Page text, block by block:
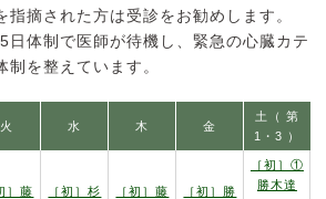
指摘された方は受診をお勧めします。
日体制で医師が待機し、緊急の心臓カテ
制を整えています。
火 水 木 金
土（ 第
1・3 ）
］藤
［初］杉
［初］藤
［初］勝
［初］①
勝木達